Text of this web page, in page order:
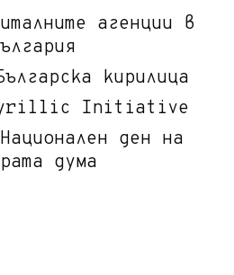
агенции в
кирилица
Initiative
ден на
дума